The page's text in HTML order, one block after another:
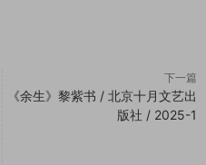
下一篇
《余生》黎紫书 / 北京十月文艺出
版社 / 2025-1